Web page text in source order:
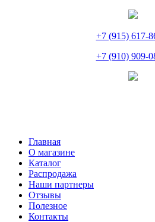
+7 (915) 617-
+7 (910) 909-
Главная
О магазине
Каталог
Распродажа
Наши партнеры
Отзывы
Полезное
Контакты